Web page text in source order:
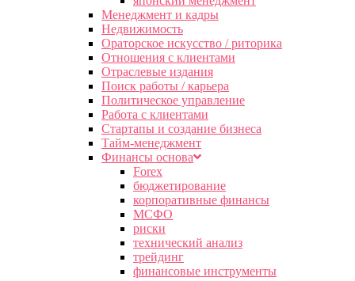
Менеджмент и кадры
Недвижимость
Ораторское искусство / риторика
Отношения с клиентами
Отраслевые издания
Поиск работы / карьера
Политическое управление
Работа с клиентами
Стартапы и создание бизнеса
Тайм-менеджмент
Финансы основа
Forex
бюджетирование
корпоративные финансы
МСФО
риски
технический анализ
трейдинг
финансовые инструменты